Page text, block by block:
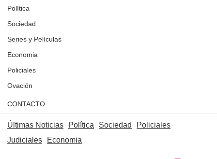
Política
Sociedad
Series y Películas
Economia
Policiales
Ovación
CONTACTO
Últimas Noticias Política Sociedad
Policiales
Judiciales
Economia